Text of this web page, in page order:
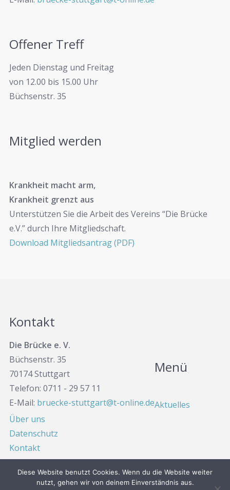
Offener Treff
Jeden Dienstag und Freitag
von 12.00 bis 15.00 Uhr
Büchsenstr. 35
Mitglied werden
Krankheit macht arm,
Krankheit grenzt aus
Unterstützen Sie die Arbeit des Vereins “Die Brücke
e.V.” durch Ihre Mitgliedschaft.
Download Mitgliedsantrag (PDF)
Kontakt
Die Brücke e. V.
Büchsenstr. 35
70174 Stuttgart
Telefon: 0711 - 29 57 11
E-Mail: bruecke-stuttgart@t-online.de
Menü
Aktuelles
Über uns
Datenschutz
Kontakt
Diese Website benutzt Cookies. Wenn du die Website weiter
nutzt, gehen wir von deinem Einverständnis aus.